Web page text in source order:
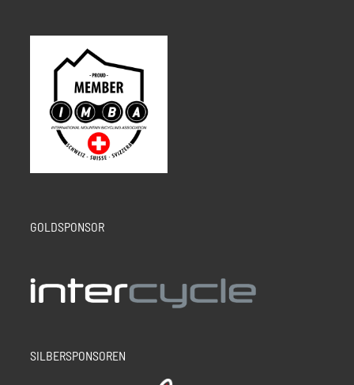
GOLDSPONSOR
SILBERSPONSOREN